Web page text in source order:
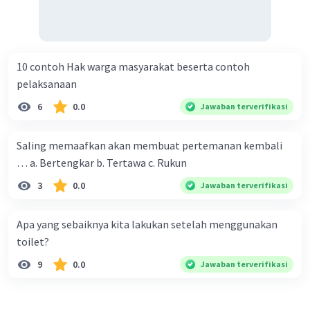
8.jika masyarakat memiliki wawasan kebangsaan
yang luas maka indonesia akan menjadi negara
yang (maju)
9.tertib membayar pajak berarti melaksanakan
Beri Rating
10 contoh Hak warga masyarakat beserta contoh
pelaksanaan
6 0.0 Jawaban terverifikasi
Saling memaafkan akan membuat pertemanan kembali
… a. Bertengkar b. Tertawa c. Rukun
3 0.0 Jawaban terverifikasi
Apa yang sebaiknya kita lakukan setelah menggunakan
toilet?
9 0.0 Jawaban terverifikasi